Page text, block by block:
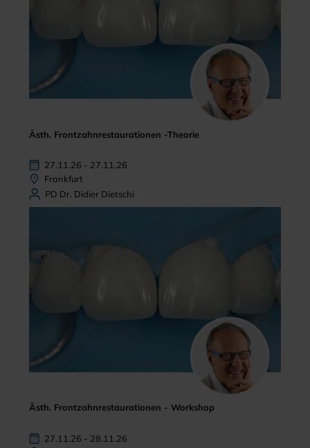
Ästh. Frontzahnrestaurationen -Theorie
27.11.26 - 27.11.26
Frankfurt
PD Dr. Didier Dietschi
Ästh. Frontzahnrestaurationen - Workshop
27.11.26 - 28.11.26